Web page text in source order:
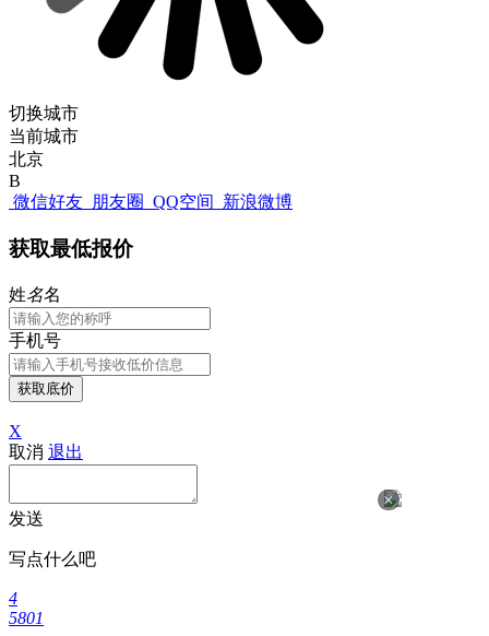
切换城市
当前城市
北京
B
微信好友 朋友圈 QQ空间 新浪微博
获取最低报价
姓名名
手机号
获取底价
X
取消 退出
发送
写点什么吧
4
5801
×